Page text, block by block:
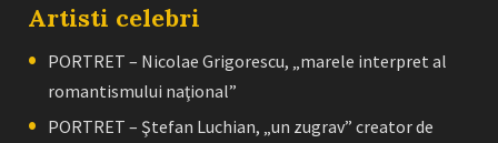
Artisti celebri
PORTRET – Nicolae Grigorescu, „marele interpret al
romantismului naţional”
PORTRET – Ştefan Luchian, „un zugrav” creator de